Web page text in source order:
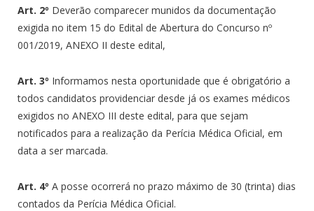
Art. 2º Deverão comparecer munidos da documentação
exigida no item 15 do Edital de Abertura do Concurso nº
001/2019, ANEXO II deste edital,
Art. 3º Informamos nesta oportunidade que é obrigatório a
todos candidatos providenciar desde já os exames médicos
exigidos no ANEXO III deste edital, para que sejam
notificados para a realização da Perícia Médica Oficial, em
data a ser marcada.
Art. 4º A posse ocorrerá no prazo máximo de 30 (trinta) dias
contados da Perícia Médica Oficial.